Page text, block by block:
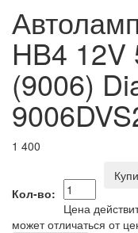
HB4 12V
(9006)
1 400
Кол-во:
Цена
может отличаться от